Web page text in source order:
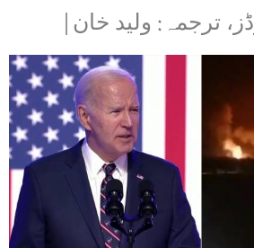
ترجمہ: ولید خان|